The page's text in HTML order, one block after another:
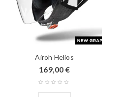
Airoh Helios
169,00 €